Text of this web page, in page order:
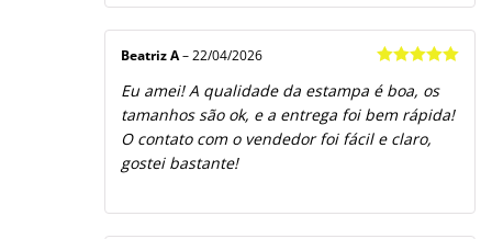
de 5
Beatriz A– 22/04/2026
Eu amei! A qualidade da estampa é boa, os
tamanhos são ok, e a entrega foi bem rápida!
O contato com o vendedor foi fácil e claro,
gostei bastante!